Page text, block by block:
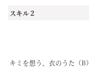
スキル２
キミを想う、衣のうた（B）